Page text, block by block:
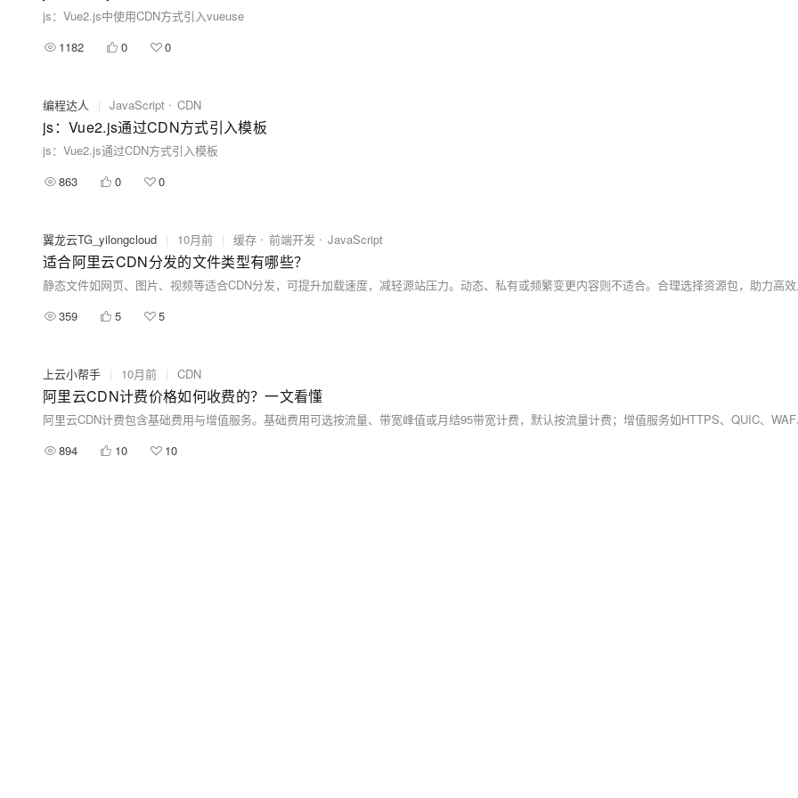
js：Vue2.js中使用CDN方式引入vueuse
1182
0 0
编程达人 | JavaScript CDN
js：Vue2.js通过CDN方式引入模板
js：Vue2.js通过CDN方式引入模板
863
0 0
翼龙云TG_yilongcloud | 10月前 | 缓存 前端开发 JavaScript
适合阿里云CDN分发的文件类型有哪些？
静态文件如网页、图片、视频等适合CDN分发，可提升加载速度，减轻源站压力。动态、私有或频繁变更内容则不适合。合理选择资源包，助力高
359
5 5
上云小帮手 | 10月前 | CDN
阿里云CDN计费价格如何收费的？一文看懂
894 10 10